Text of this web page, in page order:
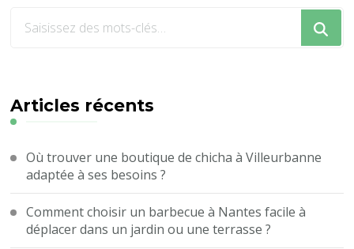
?
Articles récents
Où trouver une boutique de chicha à Villeurbanne
adaptée à ses besoins ?
Comment choisir un barbecue à Nantes facile à
déplacer dans un jardin ou une terrasse ?